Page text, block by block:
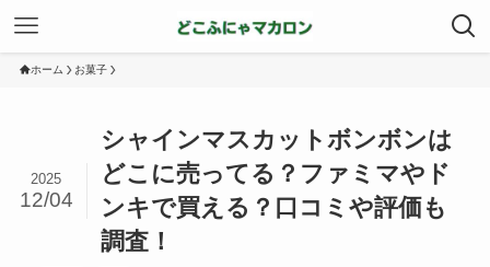
ホーム お菓子
シャインマスカットボンボンは
どこに売ってる？ファミマやド
ンキで買える？口コミや評価も
調査！
2025
12/04